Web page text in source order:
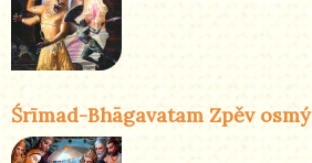
Śrīmad-Bhāgavatam Zpěv osmý